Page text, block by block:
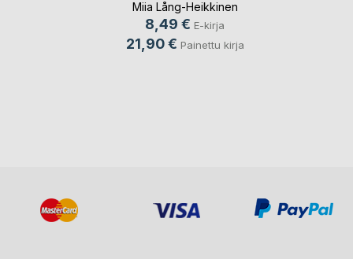
Miia Lång-Heikkinen
8,49 € E-kirja
21,90 € Painettu kirja